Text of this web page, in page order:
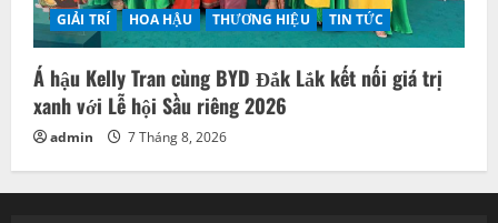
GIẢI TRÍ HOA HẬU THƯƠNG HIỆU TIN TỨC
Á hậu Kelly Tran cùng BYD Đắk Lắk kết nối giá trị
xanh với Lễ hội Sầu riêng 2026
admin 7 Tháng 8, 2026